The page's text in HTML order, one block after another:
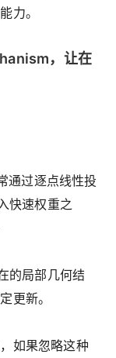
力。
，让在
通过逐点线性投
快速权重之
的局部几何结
更新。
如果忽略这种